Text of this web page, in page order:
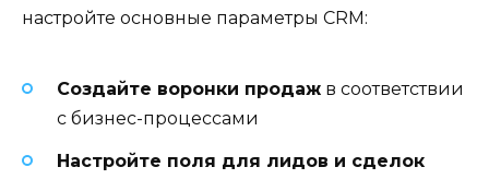
настройте основные параметры CRM:
Создайте воронки продаж в соответствии
с бизнес-процессами
Настройте поля для лидов и сделок